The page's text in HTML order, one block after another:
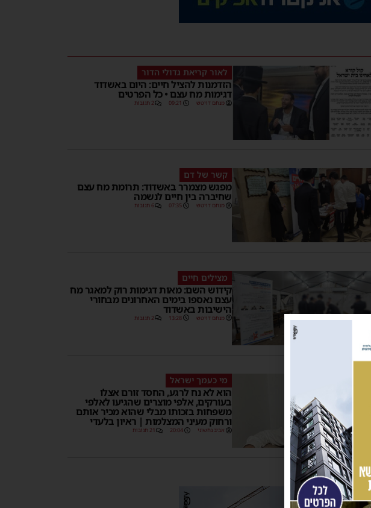
לאור קריאת גדולי הדור
הזדמנות להציל חיים: היום באשדוד
דגימות מח עצם • כל הפרטים
מנחם דויטש 09:21 2 תגובות
קשר של דם
מפגש מצמרר באשדוד: תרומת מח עצם
שחיברה בין חיים לנשמה
מנחם דויטש 07:35 6 תגובות
מצילים חיים
קידוש השם: מאות דגימות רוק למאגר מח
עצם נאספו בימים האחרונים מבחורי
הישיבות באשדוד
מנחם דויטש 13:28 2 תגובות
מי כעמך ישראל
הוא לא נח לרגע, החסד זורם אצלו
בעורקים, אלפי מוצרים שהגיעו לאלפי
משפחות בזכותו מבלי שהוא מכיר אותם
ורחוק מעיני המצלמות | ראיון בלעדי
אביב נחשוני 20:04 21 תגובות